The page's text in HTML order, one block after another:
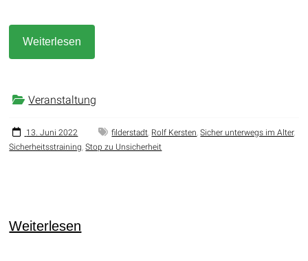
Weiterlesen
Veranstaltung
13. Juni 2022 filderstadt, Rolf Kersten,Sicher unterwegs im Alter,
Sicherheitsstraining,Stop zu Unsicherheit
Weiterlesen